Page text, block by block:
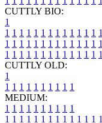
CUTTLY BIO:
1
1 1 1 1 1 1 1 1 1 1 1 1 1 1
1 1 1 1 1 1 1 1 1 1 1 1 1 1
1 1 1 1 1 1 1 1 1 1 1 1 1 1
CUTTLY OLD:
1
1 1 1 1 1 1 1 1 1 1
MEDIUM:
1 1 1 1 1 1 1 1 1 1
1 1 1 1 1 1 1 1 1 1 1 1 1 1